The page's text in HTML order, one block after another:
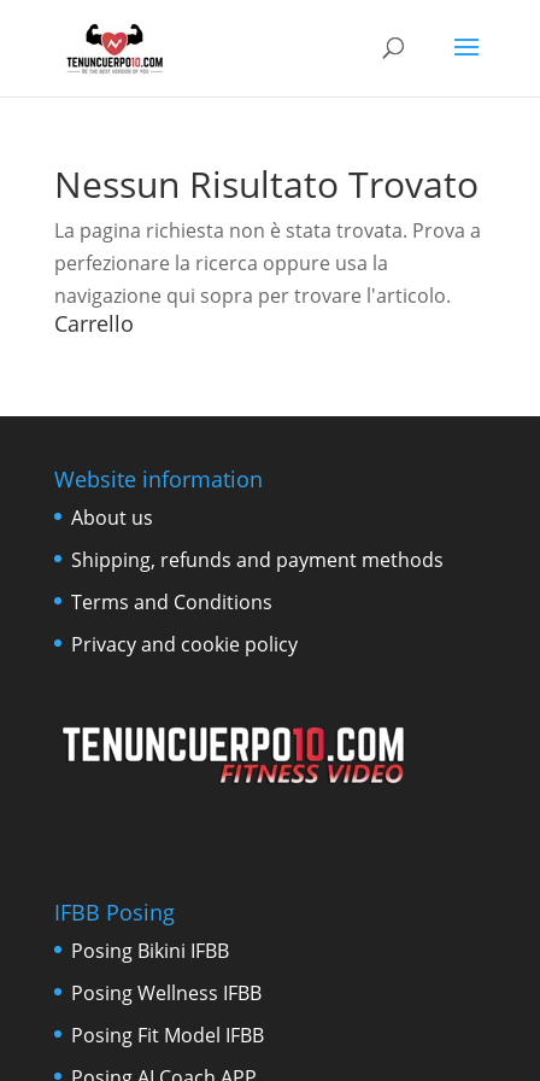
Nessun Risultato Trovato
La pagina richiesta non è stata trovata. Prova a
perfezionare la ricerca oppure usa la
navigazione qui sopra per trovare l'articolo.
Carrello
Website information
About us
Shipping, refunds and payment methods
Terms and Conditions
Privacy and cookie policy
IFBB Posing
Posing Bikini IFBB
Posing Wellness IFBB
Posing Fit Model IFBB